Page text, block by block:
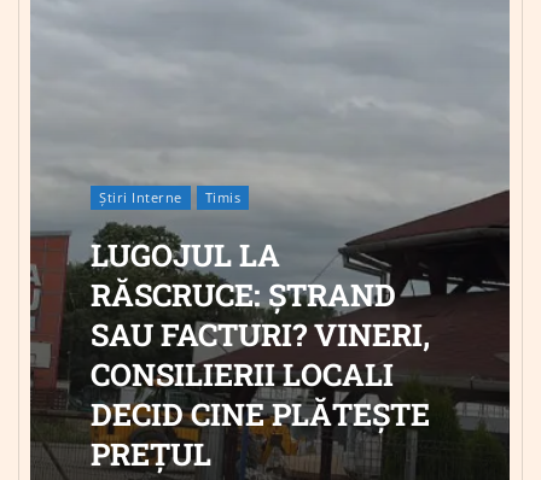
Știri Interne Timis
LUGOJUL LA
RĂSCRUCE: ȘTRAND
SAU FACTURI? VINERI,
CONSILIERII LOCALI
DECID CINE PLĂTEȘTE
PREȚUL